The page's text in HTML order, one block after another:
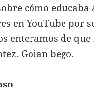
cómo educaba
en YouTube por
enteramos de
Goian bego.